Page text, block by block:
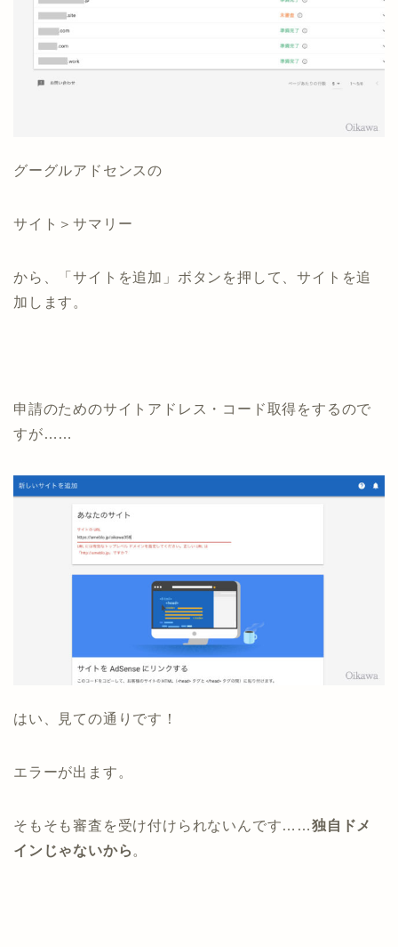
グーグルアドセンスの
サイト＞サマリー
から、「サイトを追加」ボタンを押して、サイトを追
加します。
申請のためのサイトアドレス・コード取得をするので
すが……
はい、見ての通りです！
エラーが出ます。
そもそも審査を受け付けられないんです……独自ドメ
インじゃないから 。